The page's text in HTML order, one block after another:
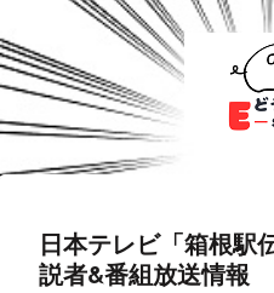
日本テレビ「箱根駅
説者&番組放送情報